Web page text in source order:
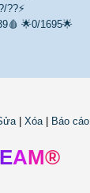
??⚡
🌟0/1695🌟
| Xóa| Báo cáo
EAM®